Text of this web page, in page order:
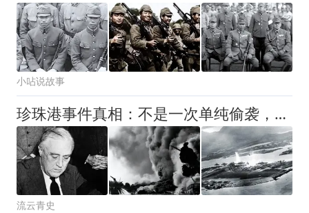
小呫说故事
珍珠港事件真相：不是一次单纯偷袭，是罗斯福的阳谋与日本的豪赌
流云青史